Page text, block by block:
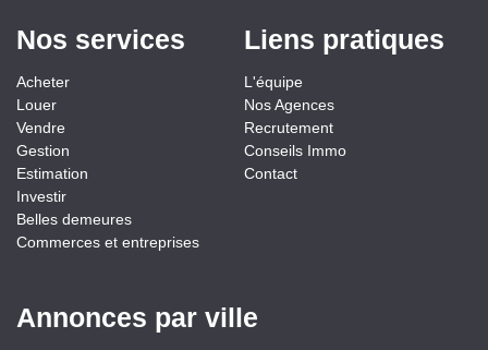
Nos services
Acheter
Louer
Vendre
Gestion
Estimation
Investir
Belles demeures
Commerces et entreprises
Liens pratiques
L'équipe
Nos Agences
Recrutement
Conseils Immo
Contact
Annonces par ville